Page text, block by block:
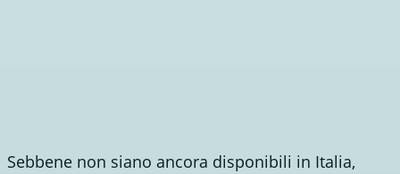
Sebbene non siano ancora disponibili in Italia,